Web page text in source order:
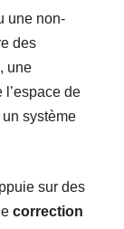
une non-
des
une
de
système
sur des
correction